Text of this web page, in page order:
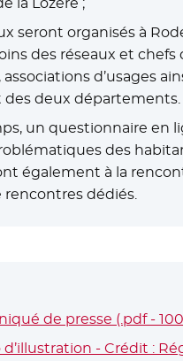
seront organisés à
des réseaux et chefs
d’usages
des deux départements.
un questionnaire en
des
également à la
rencontres dédiés.
de presse (.pdf -
- Crédit :